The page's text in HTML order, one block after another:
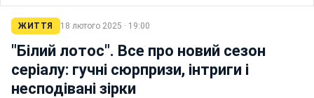
ЖИТТЯ 18 лютого 2025 · 19:00
"Білий лотос". Все про новий сезон
серіалу: гучні сюрпризи, інтриги і
несподівані зірки